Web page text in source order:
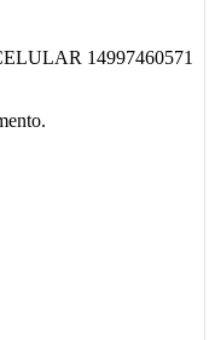
14997460571